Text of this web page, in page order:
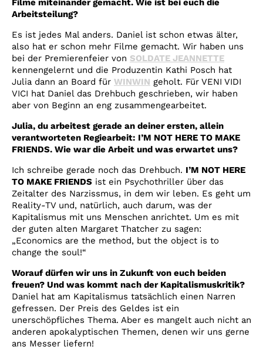
Filme miteinander gemacht. Wie ist bei euch die
Arbeitsteilung?
Es ist jedes Mal anders. Daniel ist schon etwas älter,
also hat er schon mehr Filme gemacht. Wir haben uns
bei der Premierenfeier von SOLDATE JEANNETTE
kennengelernt und die Produzentin Kathi Posch hat
Julia dann an Board für WINWIN geholt. Für VENI VIDI
VICI hat Daniel das Drehbuch geschrieben, wir haben
aber von Beginn an eng zusammengearbeitet.
Julia, du arbeitest gerade an deiner ersten, allein
verantworteten Regiearbeit: I’M NOT HERE TO MAKE
FRIENDS. Wie war die Arbeit und was erwartet uns?
Ich schreibe gerade noch das Drehbuch. I’M NOT HERE
TO MAKE FRIENDS ist ein Psychothriller über das
Zeitalter des Narzissmus, in dem wir leben. Es geht um
Reality-TV und, natürlich, auch darum, was der
Kapitalismus mit uns Menschen anrichtet. Um es mit
der guten alten Margaret Thatcher zu sagen:
„Economics are the method, but the object is to
change the soul!“
Worauf dürfen wir uns in Zukunft von euch beiden
freuen? Und was kommt nach der Kapitalismuskritik?
Daniel hat am Kapitalismus tatsächlich einen Narren
gefressen. Der Preis des Geldes ist ein
unerschöpfliches Thema. Aber es mangelt auch nicht an
anderen apokalyptischen Themen, denen wir uns gerne
ans Messer liefern!